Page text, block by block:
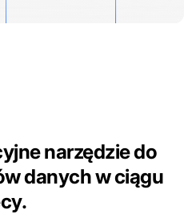
narzędzie do
danych w ciągu